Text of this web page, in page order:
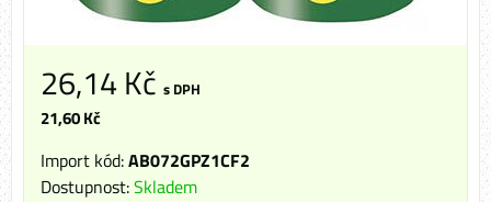
26,14 Kč s DPH
21,60 Kč
Import kód:AB072GPZ1CF2
Dostupnost:Skladem